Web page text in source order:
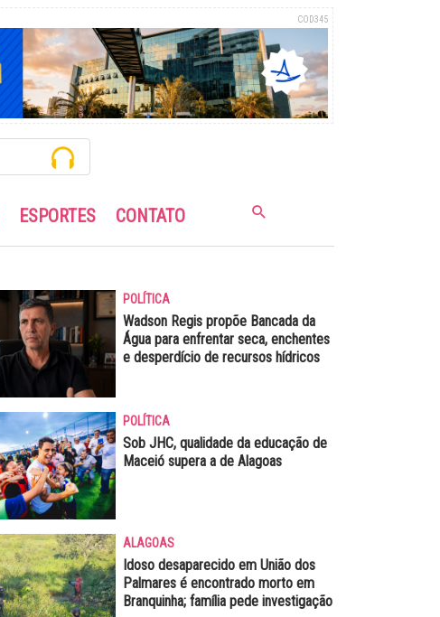
COD345
ESPORTES CONTATO
POLÍTICA
Wadson Regis propõe Bancada da
Água para enfrentar seca, enchentes
e desperdício de recursos hídricos
POLÍTICA
Sob JHC, qualidade da educação de
Maceió supera a de Alagoas
ALAGOAS
Idoso desaparecido em União dos
Palmares é encontrado morto em
Branquinha; família pede investigação